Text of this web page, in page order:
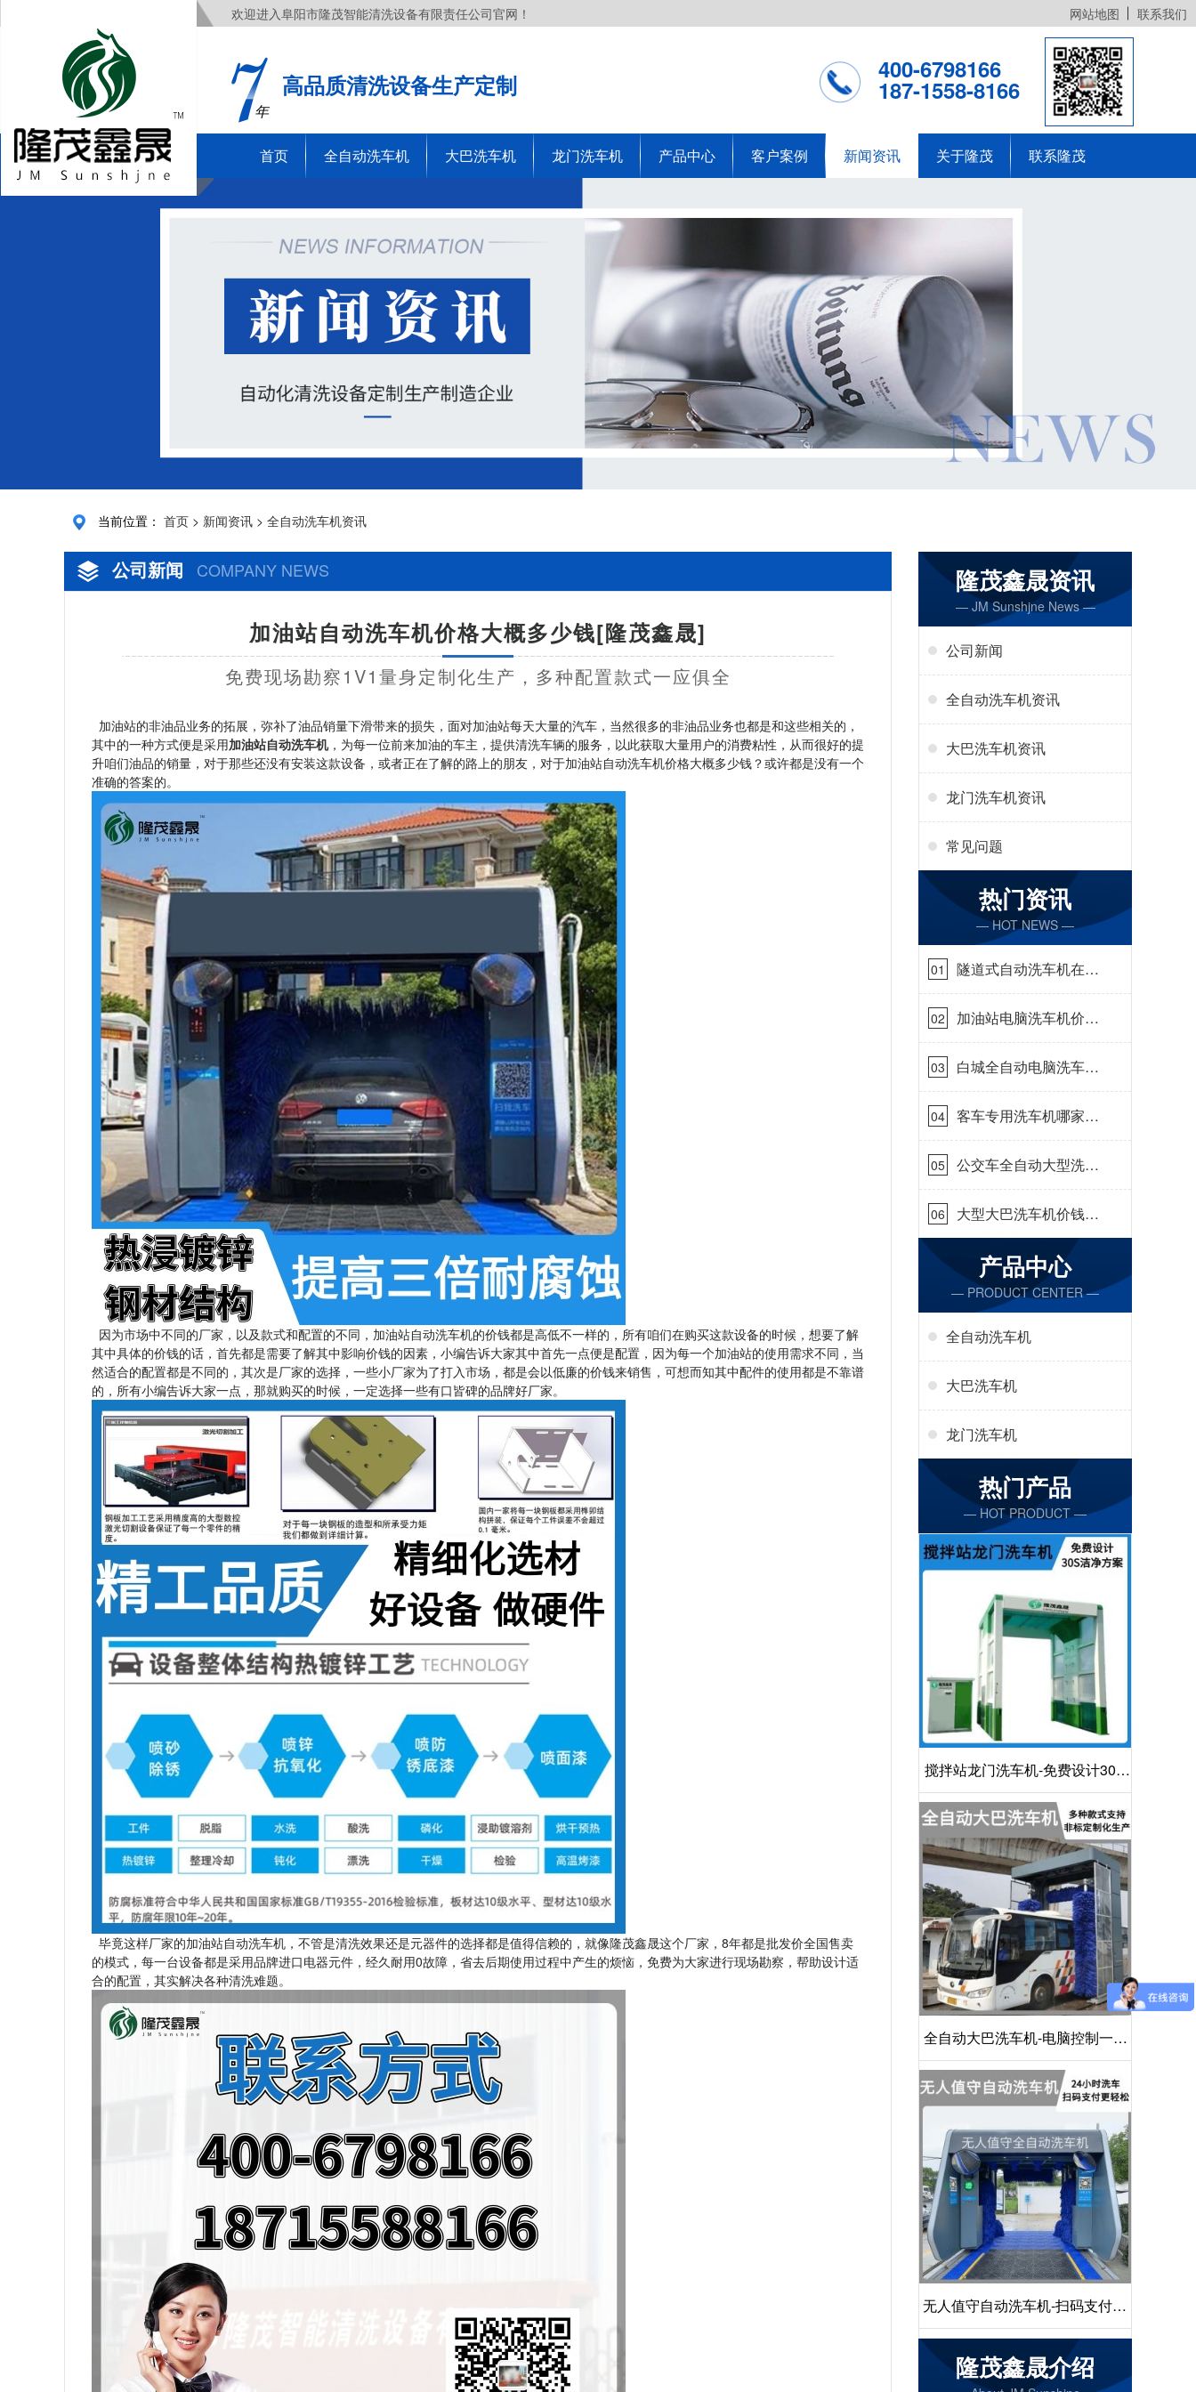
欢迎进入阜阳市隆茂智能清洗设备有限责任公司官网！ 网站地图 联系我们
年
高品质清洗设备生产定制
400-6798166
187-1558-8166
首页 全自动洗车机 大巴洗车机 龙门洗车机 产品中心 客户案例 新闻资讯 关于隆茂 联系隆茂
当前位置： 首页 > 新闻资讯 > 全自动洗车机资讯
公司新闻 COMPANY NEWS
加油站自动洗车机价格大概多少钱[隆茂鑫晟]
免费现场勘察1V1量身定制化生产，多种配置款式一应俱全
加油站的非油品业务的拓展，弥补了油品销量下滑带来的损失，面对加油站每天大量的汽车，当然很多的非油品业务也都是和这些相关的，
其中的一种方式便是采用加油站自动洗车机，为每一位前来加油的车主，提供清洗车辆的服务，以此获取大量用户的消费粘性，从而很好的提
升咱们油品的销量，对于那些还没有安装这款设备，或者正在了解的路上的朋友，对于加油站自动洗车机价格大概多少钱？或许都是没有一个
准确的答案的。
因为市场中不同的厂家，以及款式和配置的不同，加油站自动洗车机的价钱都是高低不一样的，所有咱们在购买这款设备的时候，想要了解
其中具体的价钱的话，首先都是需要了解其中影响价钱的因素，小编告诉大家其中首先一点便是配置，因为每一个加油站的使用需求不同，当
然适合的配置都是不同的，其次是厂家的选择，一些小厂家为了打入市场，都是会以低廉的价钱来销售，可想而知其中配件的使用都是不靠谱
的，所有小编告诉大家一点，那就购买的时候，一定选择一些有口皆碑的品牌好厂家。
毕竟这样厂家的加油站自动洗车机，不管是清洗效果还是元器件的选择都是值得信赖的，就像隆茂鑫晟这个厂家，8年都是批发价全国售卖
的模式，每一台设备都是采用品牌进口电器元件，经久耐用0故障，省去后期使用过程中产生的烦恼，免费为大家进行现场勘察，帮助设计适
合的配置，其实解决各种清洗难题。
隆茂鑫晟资讯
— JM Sunshjne News —
公司新闻
全自动洗车机资讯
大巴洗车机资讯
龙门洗车机资讯
常见问题
热门资讯
— HOT NEWS —
01
隧道式自动洗车机在哪
里购买[隆茂鑫晟]
02
加油站电脑洗车机价格
怎么样[隆茂鑫晟]
03
白城全自动电脑洗车
机-ADV防冻冬季正常
使用[隆茂鑫晟]
04
客车专用洗车机哪家的
好[隆茂鑫晟]
05
公交车全自动大型洗车
机什么价钱[隆茂鑫晟]
06
大型大巴洗车机价钱怎
么样[隆茂鑫晟]
产品中心
— PRODUCT CENTER —
全自动洗车机
大巴洗车机
龙门洗车机
热门产品
— HOT PRODUCT —
搅拌站龙门洗车机-免费设计30S
洁净方案[隆茂鑫晟]
全自动大巴洗车机-电脑控制一键
启动清洗[隆茂鑫晟]
无人值守自动洗车机-扫码支付24
小时不停机洗车[隆茂鑫晟]
隆茂鑫晟介绍